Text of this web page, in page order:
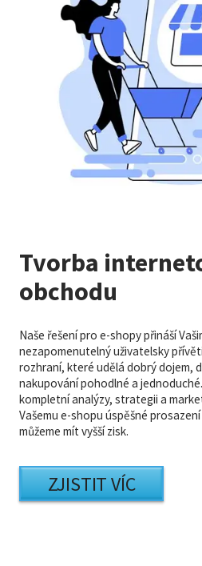
Tvorba
obchodu
Naše řešení pro e-shopy přináší
nezapomenutelný uživatelsky
rozhraní, které udělá dobrý dojem,
nakupování pohodlné a
kompletní analýzy, strategii a
Vašemu e-shopu úspěšné
můžeme mít vyšší zisk.
ZJISTIT VÍC